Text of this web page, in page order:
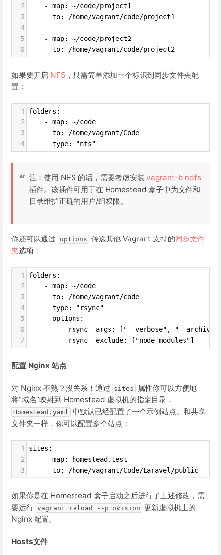
2
    - map: ~/code/project1
3
      to: /home/vagrant/code/project1
4
5
    - map: ~/code/project2
6
      to: /home/vagrant/code/project2
如果要开启 NFS ，只需简单添加一个标识到同步文件夹配
置：
1 folders:
2
    - map: ~/code
3
      to: /home/vagrant/Code
4
      type: "nfs"
注：使用 NFS 的话，需要考虑安装 vagrant-bindfs
插件。该插件可用于在 Homestead 盒子中为文件和
目录维护正确的用户/组权限。
你还可以通过 options 传递其他 Vagrant 支持的同步文件
夹选项：
1 folders:
2
    - map: ~/code
3
      to: /home/vagrant/code
4
      type: "rsync"
5
      options:
6
rsync__args: ["--verbose", "--
7
          rsync__exclude: ["node_modules"]
配置 Nginx 站点
对 Nginx 不熟？没关系！通过 sites
属性你可以方便地
将“域名”映射到 Homestead 虚拟机的指定目录，
Homestead.yaml 中默认已经配置了一个示例站点。和共享
文件夹一样，你可以配置多个站点：
1 sites:
2
    - map: homestead.test
3
      to: /home/vagrant/Code/Laravel/public
如果你是在 Homestead 盒子启动之后进行了上述修改，需
要运行 vagrant reload --provision 更新虚拟机上的
Nginx 配置。
Hosts文件